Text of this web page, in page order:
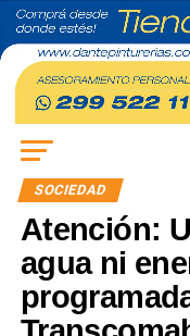
SOCIEDAD
Atención:
agua ni